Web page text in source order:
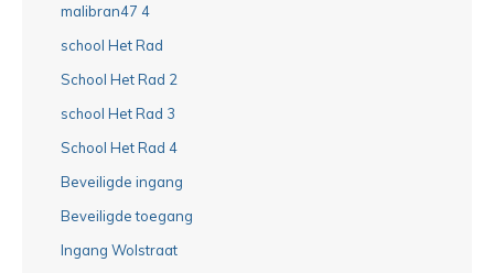
malibran47 4
school Het Rad
School Het Rad 2
school Het Rad 3
School Het Rad 4
Beveiligde ingang
Beveiligde toegang
Ingang Wolstraat